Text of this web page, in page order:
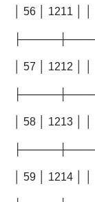
│ 56 │ 1211 │ │
│ 57 │ 1212 │ │
│ 58 │ 1213 │ │
│ 59 │ 1214 │ │